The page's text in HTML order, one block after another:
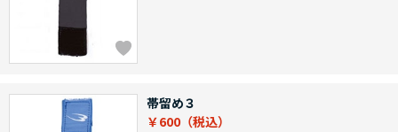
帯留め３
￥600